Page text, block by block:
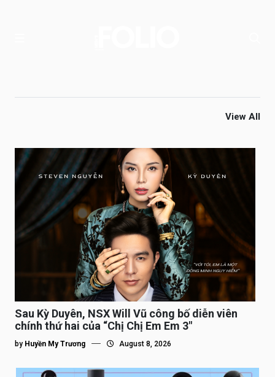
View All
Sau Kỳ Duyên, NSX Will Vũ công bố diễn viên
chính thứ hai của “Chị Chị Em Em 3″
by Huyền My Trương August 8, 2026